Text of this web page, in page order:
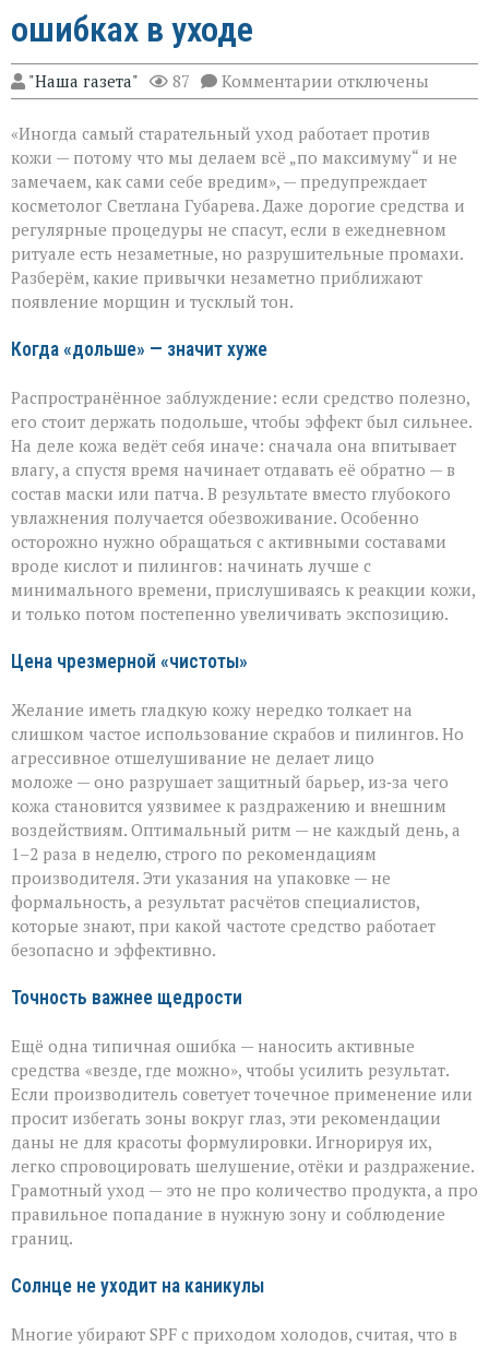
ошибках в уходе
"Наша газета" 87 Комментарии к
записи
думаете,
что
ухаживаете,
а
на
деле
ускоряете
старение»:
косметолог
отключены
«Иногда самый старательный уход работает против
кожи — потому что мы делаем всё „по максимуму“ и не
замечаем, как сами себе вредим», — предупреждает
косметолог Светлана Губарева. Даже дорогие средства и
регулярные процедуры не спасут, если в ежедневном
ритуале есть незаметные, но разрушительные промахи.
Разберём, какие привычки незаметно приближают
появление морщин и тусклый тон.
Когда «дольше» — значит хуже
Распространённое заблуждение: если средство полезно,
его стоит держать подольше, чтобы эффект был сильнее.
На деле кожа ведёт себя иначе: сначала она впитывает
влагу, а спустя время начинает отдавать её обратно — в
состав маски или патча. В результате вместо глубокого
увлажнения получается обезвоживание. Особенно
осторожно нужно обращаться с активными составами
вроде кислот и пилингов: начинать лучше с
минимального времени, прислушиваясь к реакции кожи,
и только потом постепенно увеличивать экспозицию.
Цена чрезмерной «чистоты»
Желание иметь гладкую кожу нередко толкает на
слишком частое использование скрабов и пилингов. Но
агрессивное отшелушивание не делает лицо
моложе — оно разрушает защитный барьер, из‑за чего
кожа становится уязвимее к раздражению и внешним
воздействиям. Оптимальный ритм — не каждый день, а
1–2 раза в неделю, строго по рекомендациям
производителя. Эти указания на упаковке — не
формальность, а результат расчётов специалистов,
которые знают, при какой частоте средство работает
безопасно и эффективно.
Точность важнее щедрости
Ещё одна типичная ошибка — наносить активные
средства «везде, где можно», чтобы усилить результат.
Если производитель советует точечное применение или
просит избегать зоны вокруг глаз, эти рекомендации
даны не для красоты формулировки. Игнорируя их,
легко спровоцировать шелушение, отёки и раздражение.
Грамотный уход — это не про количество продукта, а про
правильное попадание в нужную зону и соблюдение
границ.
Солнце не уходит на каникулы
Многие убирают SPF с приходом холодов, считая, что в